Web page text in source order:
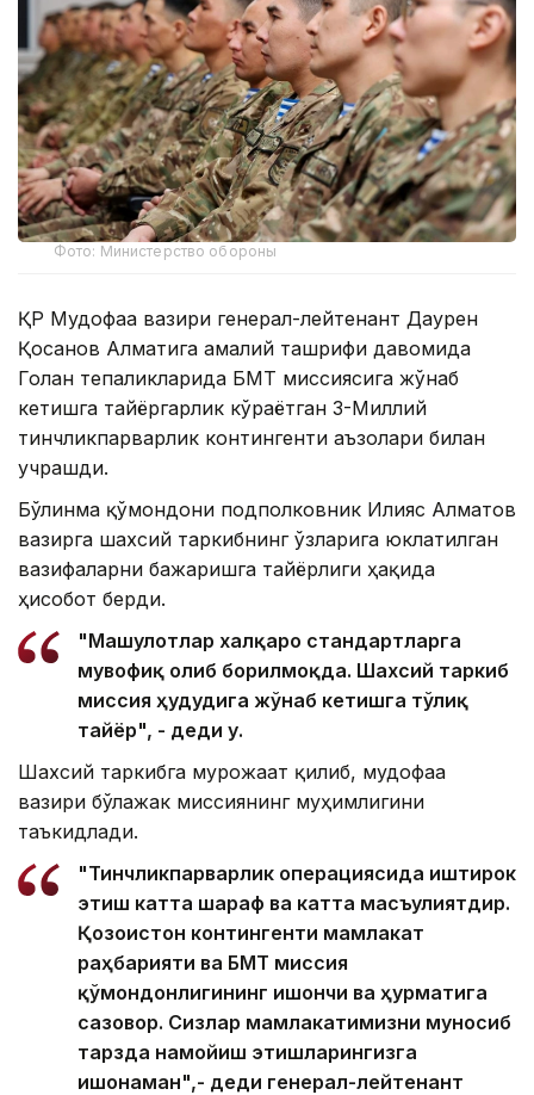
Фото: Министерство обороны
ҚР Мудофаа вазири генерал-лейтенант Даурен
Қосанов Алматига амалий ташрифи давомида
Голан тепаликларида БМТ миссиясига жўнаб
кетишга тайёргарлик кўраётган 3-Миллий
тинчликпарварлик контингенти аъзолари билан
учрашди.
Бўлинма қўмондони подполковник Илияс Алматов
вазирга шахсий таркибнинг ўзларига юклатилган
вазифаларни бажаришга тайёрлиги ҳақида
ҳисобот берди.
"Машғулотлар халқаро стандартларга
мувофиқ олиб борилмоқда. Шахсий таркиб
миссия ҳудудига жўнаб кетишга тўлиқ
тайёр", - деди у.
Шахсий таркибга мурожаат қилиб, мудофаа
вазири бўлажак миссиянинг муҳимлигини
таъкидлади.
"Тинчликпарварлик операциясида иштирок
этиш катта шараф ва катта масъулиятдир.
Қозоғистон контингенти мамлакат
раҳбарияти ва БМТ миссия
қўмондонлигининг ишончи ва ҳурматига
сазовор. Сизлар мамлакатимизни муносиб
тарзда намойиш этишларингизга
ишонаман",- деди генерал-лейтенант